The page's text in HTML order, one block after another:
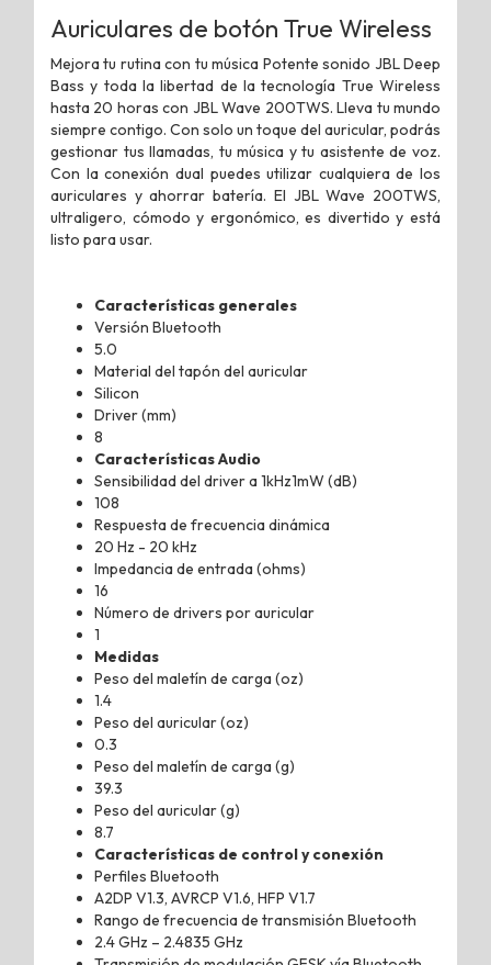
Auriculares de botón True Wireless
Mejora tu rutina con tu música Potente sonido JBL Deep
Bass y toda la libertad de la tecnología True Wireless
hasta 20 horas con JBL Wave 200TWS. Lleva tu mundo
siempre contigo. Con solo un toque del auricular, podrás
gestionar tus llamadas, tu música y tu asistente de voz.
Con la conexión dual puedes utilizar cualquiera de los
auriculares y ahorrar batería. El JBL Wave 200TWS,
ultraligero, cómodo y ergonómico, es divertido y está
listo para usar.
Características generales
Versión Bluetooth
5.0
Material del tapón del auricular
Silicon
Driver (mm)
8
Características Audio
Sensibilidad del driver a 1kHz1mW (dB)
108
Respuesta de frecuencia dinámica
20 Hz - 20 kHz
Impedancia de entrada (ohms)
16
Número de drivers por auricular
1
Medidas
Peso del maletín de carga (oz)
1.4
Peso del auricular (oz)
0.3
Peso del maletín de carga (g)
39.3
Peso del auricular (g)
8.7
Características de control y conexión
Perfiles Bluetooth
A2DP V1.3, AVRCP V1.6, HFP V1.7
Rango de frecuencia de transmisión Bluetooth
2.4 GHz – 2.4835 GHz